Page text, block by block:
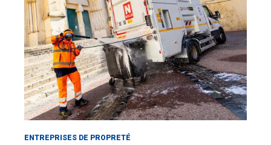
ENTREPRISES DE PROPRETÉ